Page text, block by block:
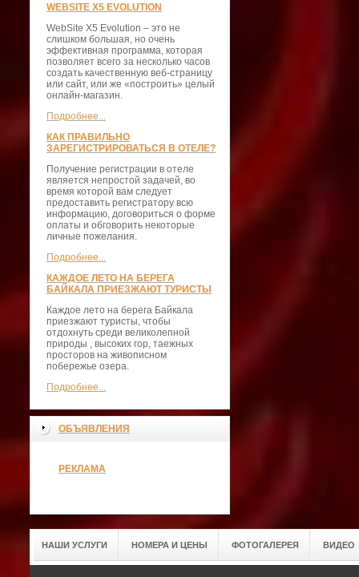
WEBSITE X5 EVOLUTION
WebSite X5 Evolution – это не
слишком большая, но очень
эффективная программа, которая
позволяет всего за несколько часов
создать качественную веб-страницу
или сайт, или же «построить» целый
онлайн-магазин.
Подробнее...
КАК ПРАВИЛЬНО
ЗАРЕГИСТРИРОВАТЬСЯ В ОТЕЛЕ?
Получение регистрации в отеле
является непростой задачей, во
время которой вам следует
предоставить регистратору всю
информацию, договориться о форме
оплаты и обговорить некоторые
личные пожелания.
Подробнее...
КАЖДОЕ ЛЕТО НА БЕРЕГА
БАЙКАЛА ПРИЕЗЖАЮТ ТУРИСТЫ
Каждое лето на берега Байкала
приезжают туристы, чтобы
отдохнуть среди великолепной
природы , высоких гор, таежных
просторов на живописном
побережье озера.
Подробнее...
ОБЪЯВЛЕНИЯ
РЕКЛАМА
НАШИ УСЛУГИ НОМЕРА И ЦЕНЫ ФОТОГАЛЕРЕЯ ВИДЕО